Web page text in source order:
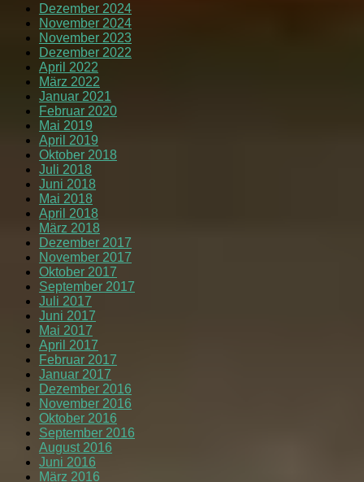
Dezember 2024
November 2024
November 2023
Dezember 2022
April 2022
März 2022
Januar 2021
Februar 2020
Mai 2019
April 2019
Oktober 2018
Juli 2018
Juni 2018
Mai 2018
April 2018
März 2018
Dezember 2017
November 2017
Oktober 2017
September 2017
Juli 2017
Juni 2017
Mai 2017
April 2017
Februar 2017
Januar 2017
Dezember 2016
November 2016
Oktober 2016
September 2016
August 2016
Juni 2016
März 2016